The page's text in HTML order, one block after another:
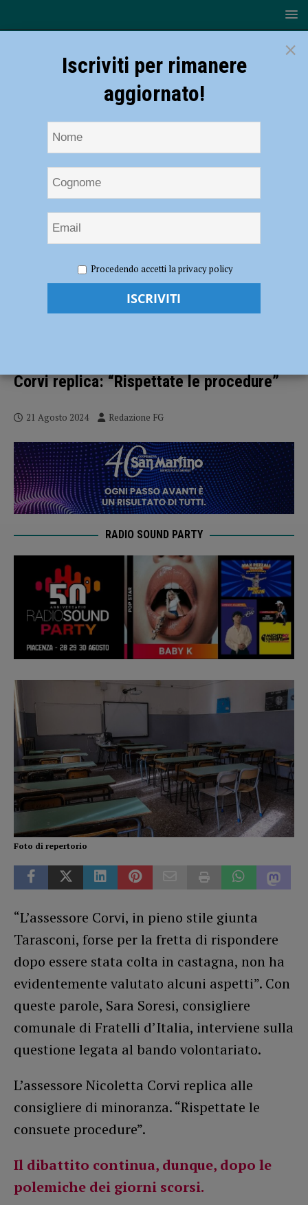
volontariato, Soresi (FdI): “Escluse le cooperative? Dall’avviso alle
famiglie non sembra”. Corvi replica: “Rispettate le procedure”
Avviso pubblico al volontariato, Soresi
Corvi replica: “Rispettate le procedure”
21 Agosto 2024 Redazione FG
RADIO SOUND PARTY
Foto di repertorio
“L’assessore Corvi, in pieno stile giunta
Tarasconi, forse per la fretta di rispondere
dopo essere stata colta in castagna, non ha
evidentemente valutato alcuni aspetti”. Con
queste parole, Sara Soresi, consigliere
comunale di Fratelli d’Italia, interviene sulla
questione legata al bando volontariato.
L’assessore Nicoletta Corvi replica alle
consigliere di minoranza. “Rispettate le
consuete procedure”.
Il dibattito continua, dunque, dopo le
polemiche dei giorni scorsi.
×
Iscriviti per rimanere
aggiornato!
Procedendo accetti la privacy policy